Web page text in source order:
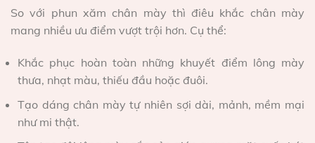
So với phun xăm chân mày thì điêu khắc chân mày
mang nhiều ưu điểm vượt trội hơn. Cụ thể:
Khắc phục hoàn toàn những khuyết điểm lông mày
thưa, nhạt màu, thiếu đầu hoặc đuôi.
Tạo dáng chân mày tự nhiên sợi dài, mảnh, mềm mại
như mi thật.